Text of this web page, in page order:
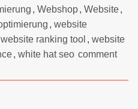
, Webshop, Website,
, website
website ranking tool , website
, white hat seo comment